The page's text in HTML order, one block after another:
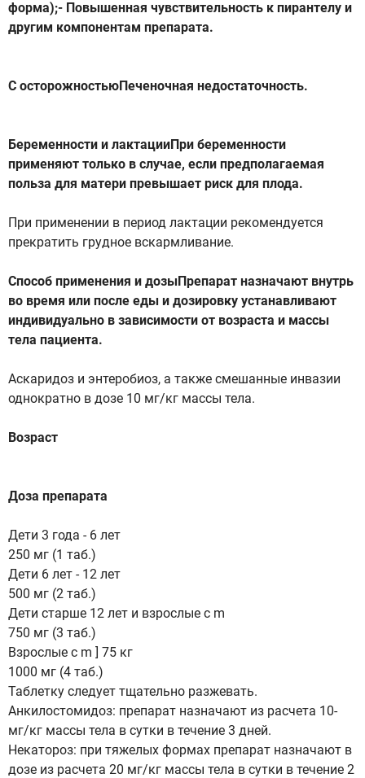
форма);- Повышенная чувствительность к пирантелу и
другим компонентам препарата.
С осторожностьюПеченочная недостаточность.
Беременности и лактацииПри беременности
применяют только в случае, если предполагаемая
польза для матери превышает риск для плода.
При применении в период лактации рекомендуется
прекратить грудное вскармливание.
Способ применения и дозыПрепарат назначают внутрь
во время или после еды и дозировку устанавливают
индивидуально в зависимости от возраста и массы
тела пациента.
Аскаридоз и энтеробиоз, а также смешанные инвазии
однократно в дозе 10 мг/кг массы тела.
Возраст
Доза препарата
Дети 3 года - 6 лет
250 мг (1 таб.)
Дети 6 лет - 12 лет
500 мг (2 таб.)
Дети старше 12 лет и взрослые с m
750 мг (3 таб.)
Взрослые с m ] 75 кг
1000 мг (4 таб.)
Таблетку следует тщательно разжевать.
Анкилостомидоз: препарат назначают из расчета 10-
мг/кг массы тела в сутки в течение 3 дней.
Некатороз: при тяжелых формах препарат назначают в
дозе из расчета 20 мг/кг массы тела в сутки в течение 2